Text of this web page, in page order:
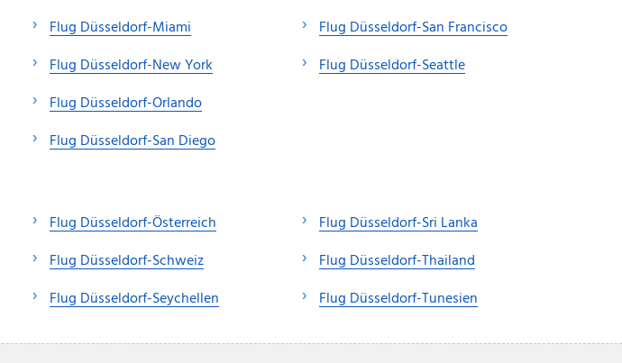
Flug Düsseldorf-Miami
Flug Düsseldorf-New York
Flug Düsseldorf-Orlando
Flug Düsseldorf-San Diego
Flug Düsseldorf-San Francisco
Flug Düsseldorf-Seattle
Flug Düsseldorf-Österreich
Flug Düsseldorf-Schweiz
Flug Düsseldorf-Seychellen
Flug Düsseldorf-Sri Lanka
Flug Düsseldorf-Thailand
Flug Düsseldorf-Tunesien